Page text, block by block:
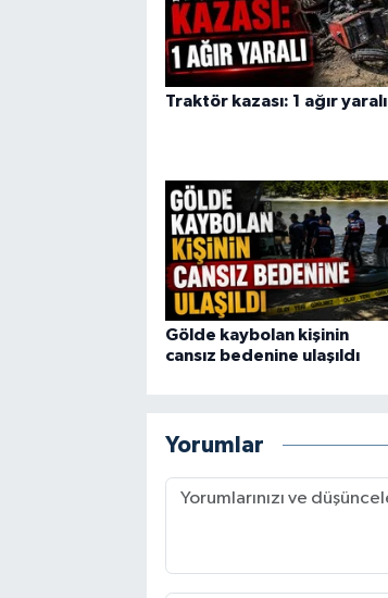
Traktör kazası: 1 ağır yaralı
Gölde kaybolan kişinin
cansız bedenine ulaşıldı
Yorumlar